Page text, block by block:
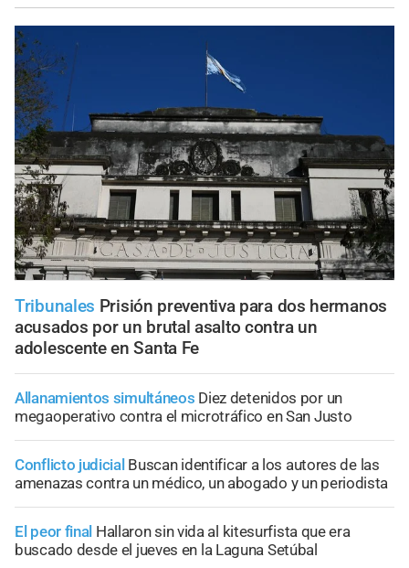
Tribunales Prisión preventiva para dos hermanos
acusados por un brutal asalto contra un
adolescente en Santa Fe
Allanamientos simultáneos Diez detenidos por un
megaoperativo contra el microtráfico en San Justo
Conflicto judicial Buscan identificar a los autores de las
amenazas contra un médico, un abogado y un periodista
El peor final Hallaron sin vida al kitesurfista que era
buscado desde el jueves en la Laguna Setúbal